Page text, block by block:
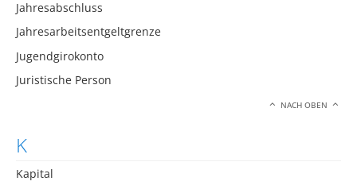
Jahresabschluss
Jahresarbeitsentgeltgrenze
Jugendgirokonto
Juristische Person
NACH OBEN
K
Kapital